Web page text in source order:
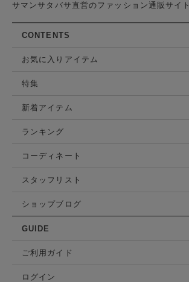
サマンサタバサ直営のファッション通販サイト
CONTENTS
お気に入りアイテム
特集
新着アイテム
ランキング
コーディネート
スタッフリスト
ショップブログ
GUIDE
ご利用ガイド
ログイン